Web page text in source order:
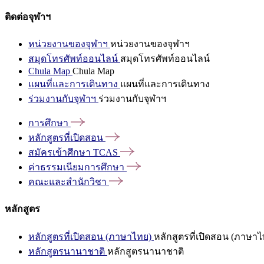
ติดต่อจุฬาฯ
หน่วยงานของจุฬาฯ หน่วยงานของจุฬาฯ
สมุดโทรศัพท์ออนไลน์ สมุดโทรศัพท์ออนไลน์
Chula Map Chula Map
แผนที่และการเดินทาง แผนที่และการเดินทาง
ร่วมงานกับจุฬาฯ ร่วมงานกับจุฬาฯ
การศึกษา
หลักสูตรที่เปิดสอน
สมัครเข้าศึกษา TCAS
ค่าธรรมเนียมการศึกษา
คณะและสำนักวิชา
หลักสูตร
หลักสูตรที่เปิดสอน (ภาษาไทย) หลักสูตรที่เปิดสอน (ภาษาไ
หลักสูตรนานาชาติ หลักสูตรนานาชาติ